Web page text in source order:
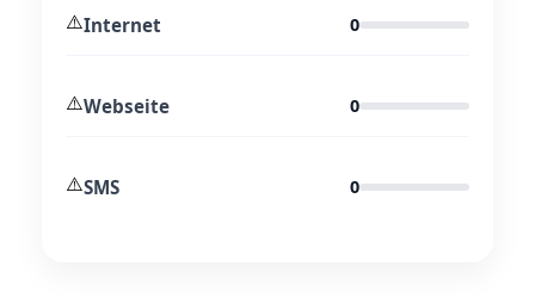
⚠️Internet 0
⚠️Webseite 0
⚠️SMS 0